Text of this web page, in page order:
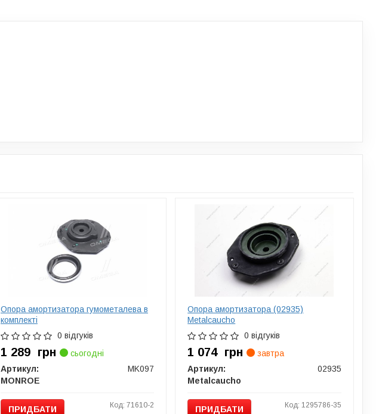
Опора амортизатора гумометалева в
комплекті
0 відгуків
1 289 грн
сьогодні
Артикул:
MK097
MONROE
ПРИДБАТИ Код: 71610-2
Опора амортизатора (02935)
Metalcaucho
0 відгуків
1 074 грн
завтра
Артикул:
02935
Metalcaucho
ПРИДБАТИ Код: 1295786-35